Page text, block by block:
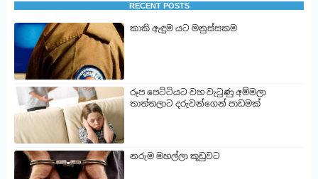
RECENT POSTS
කාකි ඇඳුම යට මනුස්සකම
රූප පෙට්ටියට වහ වැටුණු අම්මලා
තාත්තලාට දරුවන්ගෙන් පාඩමක්
නරුම මහල්ලා කූඩුවට